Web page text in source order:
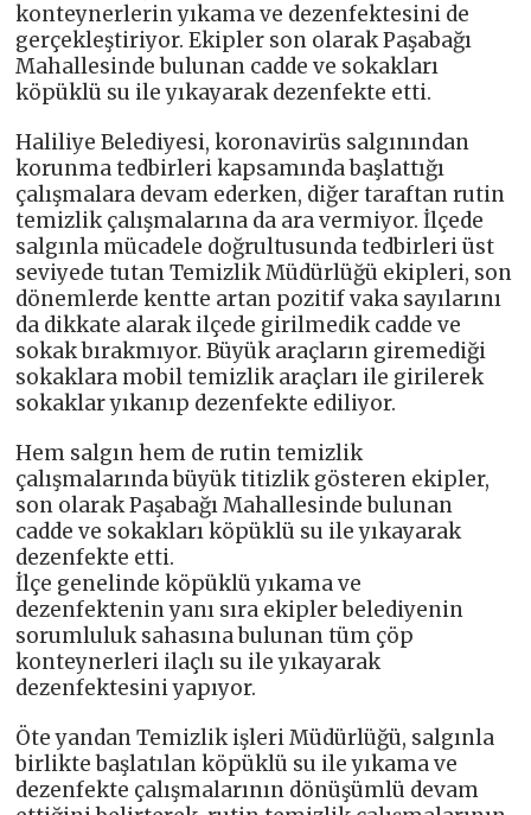
konteynerlerin yıkama ve dezenfektesini de
gerçekleştiriyor. Ekipler son olarak Paşabağı
Mahallesinde bulunan cadde ve sokakları
köpüklü su ile yıkayarak dezenfekte etti.
Haliliye Belediyesi, koronavirüs salgınından
korunma tedbirleri kapsamında başlattığı
çalışmalara devam ederken, diğer taraftan rutin
temizlik çalışmalarına da ara vermiyor. İlçede
salgınla mücadele doğrultusunda tedbirleri üst
seviyede tutan Temizlik Müdürlüğü ekipleri, son
dönemlerde kentte artan pozitif vaka sayılarını
da dikkate alarak ilçede girilmedik cadde ve
sokak bırakmıyor. Büyük araçların giremediği
sokaklara mobil temizlik araçları ile girilerek
sokaklar yıkanıp dezenfekte ediliyor.
Hem salgın hem de rutin temizlik
çalışmalarında büyük titizlik gösteren ekipler,
son olarak Paşabağı Mahallesinde bulunan
cadde ve sokakları köpüklü su ile yıkayarak
dezenfekte etti.
İlçe genelinde köpüklü yıkama ve
dezenfektenin yanı sıra ekipler belediyenin
sorumluluk sahasına bulunan tüm çöp
konteynerleri ilaçlı su ile yıkayarak
dezenfektesini yapıyor.
Öte yandan Temizlik işleri Müdürlüğü, salgınla
birlikte başlatılan köpüklü su ile yıkama ve
dezenfekte çalışmalarının dönüşümlü devam